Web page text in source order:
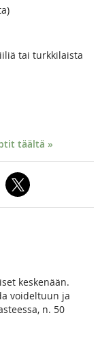
tai turkkilaista
täältä »
keskenään.
voideltuun ja
n. 50